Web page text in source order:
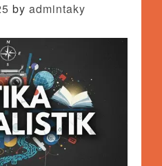
by admintaky